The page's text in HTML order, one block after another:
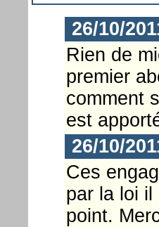
26/10/
Rien de
premier
comment
est
26/10/
Ces
par la loi
point.